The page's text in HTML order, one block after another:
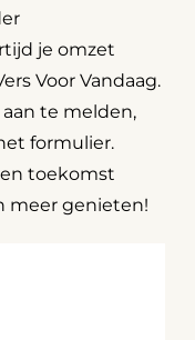
je omzet
Voor Vandaag.
te melden,
formulier.
toekomst
meer genieten!